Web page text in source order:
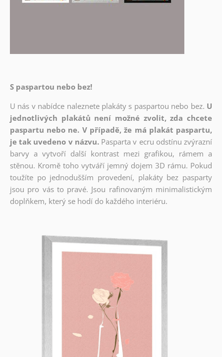
S paspartou nebo bez!
U nás v nabídce naleznete plakáty s paspartou nebo bez. U
jednotlivých plakátů není možné zvolit, zda chcete
paspartu nebo ne. V případě, že má plakát paspartu,
je tak uvedeno v názvu. Pasparta v ecru odstínu zvýrazní
barvy a vytvoří další kontrast mezi grafikou, rámem a
stěnou. Kromě toho vytváří jemný dojem 3D rámu. Pokud
toužíte po jednodušším provedení, plakáty bez pasparty
jsou pro vás to pravé. Jsou rafinovaným minimalistickým
doplňkem, který se hodí do každého interiéru.